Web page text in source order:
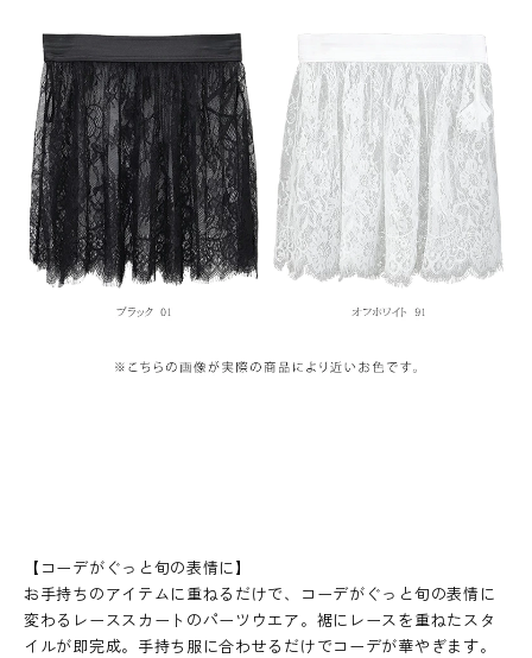
【コーデがぐっと旬の表情に】
お手持ちのアイテムに重ねるだけで、コーデがぐっと旬の表情に
変わるレーススカートのパーツウエア。裾にレースを重ねたスタ
イルが即完成。手持ち服に合わせるだけでコーデが華やぎます。